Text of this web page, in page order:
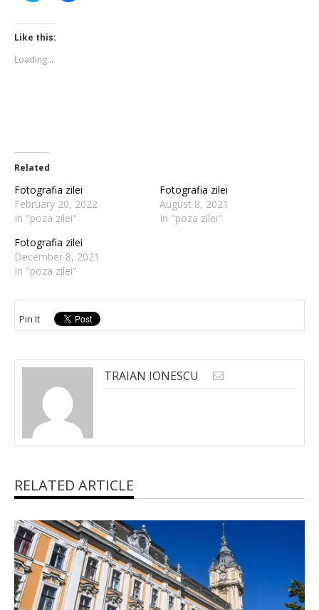
Twitter
(Opens
in
window)
Like this:
Loading...
Related
Fotografia zilei
February 20, 2022
In "poza zilei"
Fotografia zilei
August 8, 2021
In "poza zilei"
Fotografia zilei
December 8, 2021
In "poza zilei"
Pin It
TRAIAN IONESCU
RELATED ARTICLE